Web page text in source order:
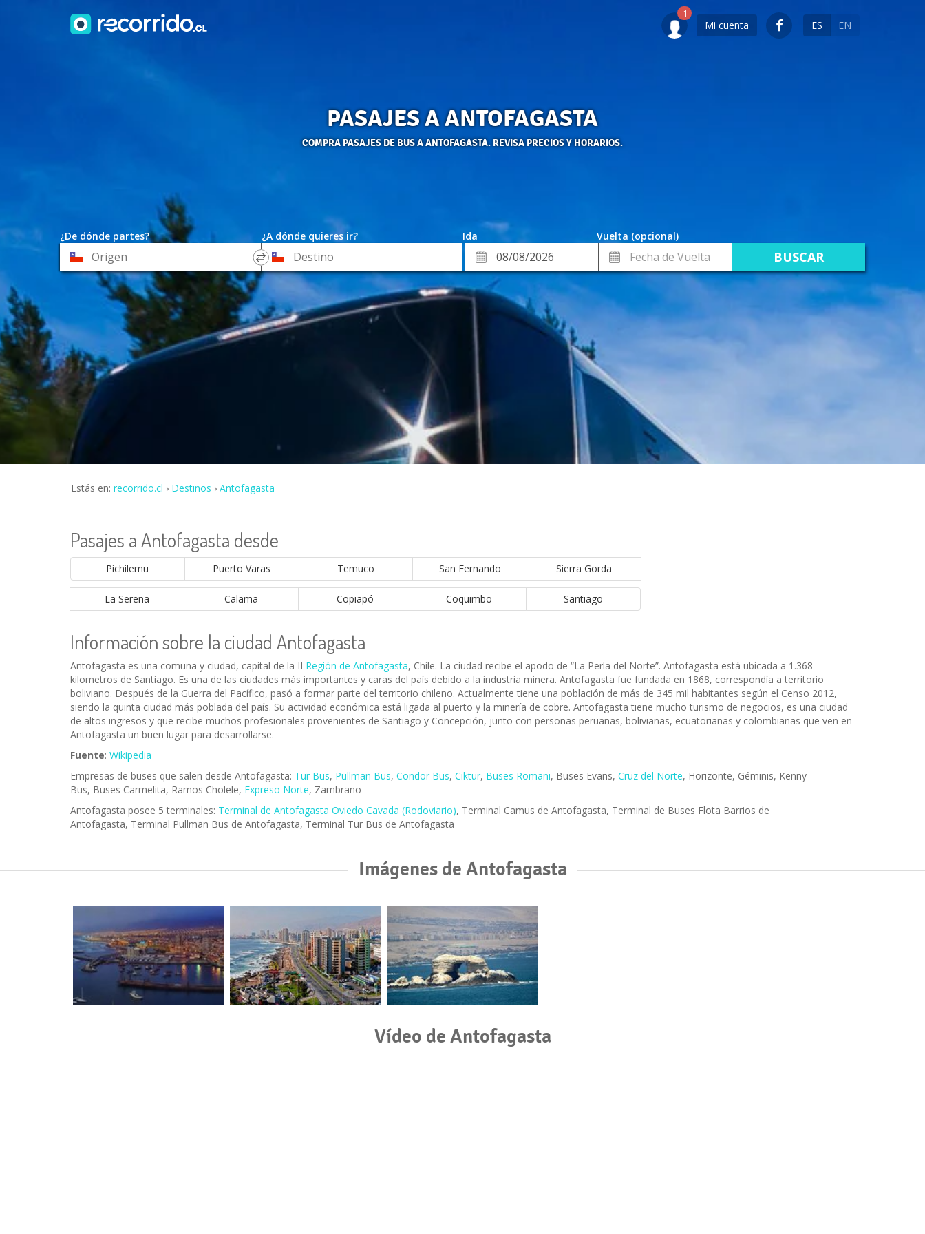
Mi cuenta ES EN
PASAJES A ANTOFAGASTA
COMPRA PASAJES DE BUS A ANTOFAGASTA. REVISA PRECIOS Y HORARIOS.
¿De dónde partes? ¿A dónde quieres ir? Ida
Vuelta (opcional)
*
Origen
*
Destino
Fecha
Ida
Fecha
de
Estás en: recorrido.cl Destinos Antofagasta
Pasajes a Antofagasta desde
Pichilemu Puerto Varas Temuco San Fernando Sierra Gorda
La Serena Calama Copiapó Coquimbo Santiago
Información sobre la ciudad Antofagasta
Antofagasta es una comuna y ciudad, capital de la II Región de Antofagasta, Chile. La ciudad recibe el apodo de “La Perla del Norte”. Antofagasta está ubicada a 1.368
kilometros de Santiago. Es una de las ciudades más importantes y caras del país debido a la industria minera. Antofagasta fue fundada en 1868, correspondía a territorio
boliviano. Después de la Guerra del Pacífico, pasó a formar parte del territorio chileno. Actualmente tiene una población de más de 345 mil habitantes según el Censo 2012,
siendo la quinta ciudad más poblada del país. Su actividad económica está ligada al puerto y la minería de cobre. Antofagasta tiene mucho turismo de negocios, es una ciudad
de altos ingresos y que recibe muchos profesionales provenientes de Santiago y Concepción, junto con personas peruanas, bolivianas, ecuatorianas y colombianas que ven en
Antofagasta un buen lugar para desarrollarse.
Fuente: Wikipedia
Empresas de buses que salen desde Antofagasta: Tur Bus, Pullman Bus, Condor Bus, Ciktur, Buses Romani, Buses Evans, Cruz del Norte, Horizonte, Géminis, Kenny
Bus, Buses Carmelita, Ramos Cholele, Expreso Norte, Zambrano
Antofagasta posee 5 terminales: Terminal de Antofagasta Oviedo Cavada (Rodoviario), Terminal Camus de Antofagasta, Terminal de Buses Flota Barrios de
Antofagasta, Terminal Pullman Bus de Antofagasta, Terminal Tur Bus de Antofagasta
Imágenes de Antofagasta
Vídeo de Antofagasta